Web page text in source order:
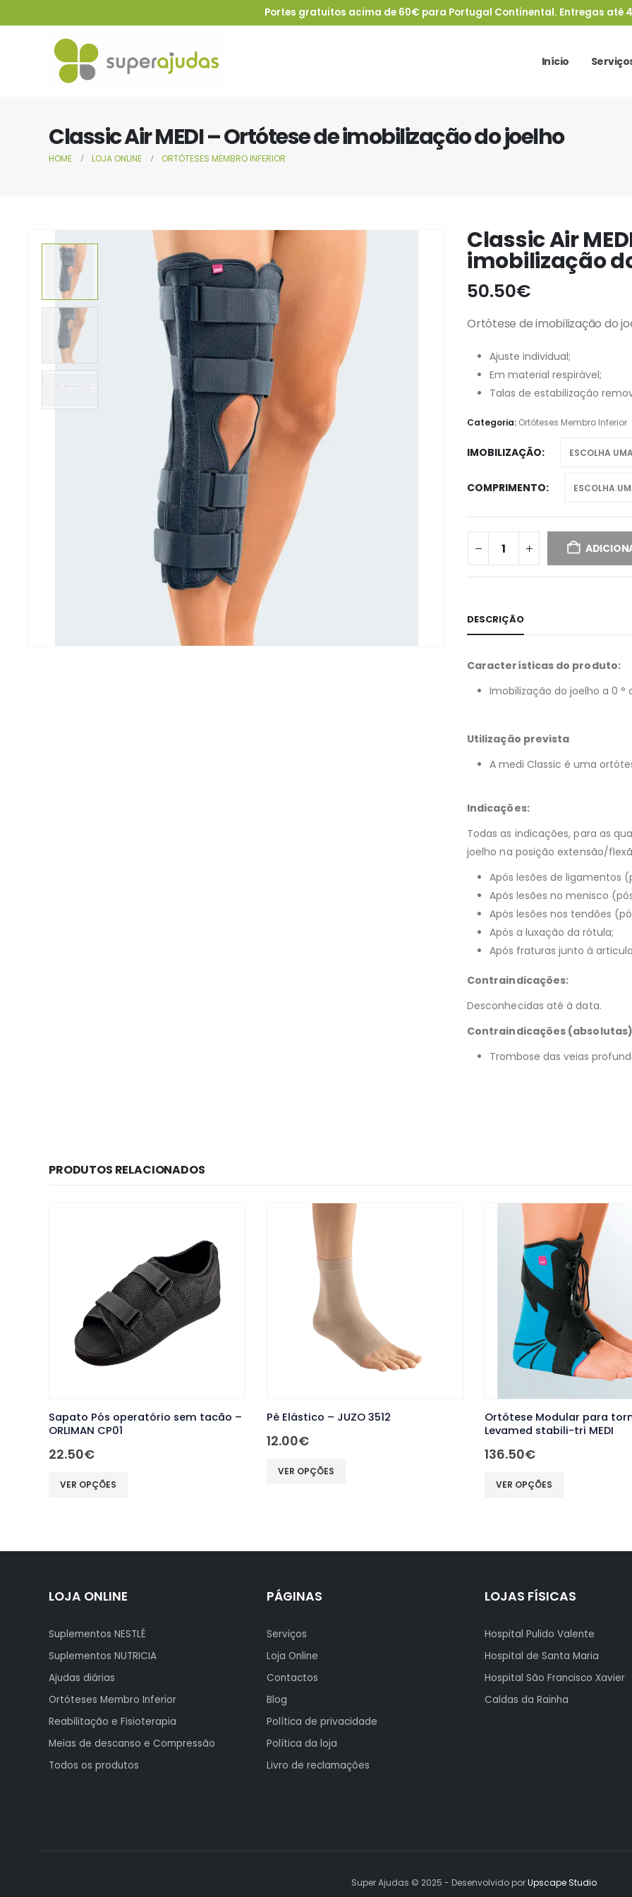
Portes gratuitos acima de 60€ para Portugal Continental. Entregas até
Início
Classic Air MEDI – Ortótese de imobilização do joelho
HOME LOJA ONLINE ORTÓTESES MEMBRO INFERIOR
Classic Air
imobilização
50.50€
Ortótese de imobilização do
Ajuste individual;
Em material respirável;
Talas de estabilização
Categoria: Ortóteses Membro Inferior
IMOBILIZAÇÃO
COMPRIMENTO
DESCRIÇÃO
Características do produto:
Imobilização do joelho a 0 °
Utilização prevista
A medi Classic é uma
Indicações:
Todas as indicações, para as
joelho na posição extensão/
Após lesões de
Após lesões no menisco
Após lesões nos tendões
Após a luxação da rótula;
Após fraturas junto à
Contraindicações:
Desconhecidas até à data.
Contraindicações (absolutas)
Trombose das veias
PRODUTOS RELACIONADOS
Pé Elástico – JUZO 3512
This product has multiple variants. The options may be chosen on the product page
Ortótese Modular para tornozelo –
This product has multiple variants. The options may be chosen on the product page
Joelheira Elástica Simples
3062
13.00€
VER OPÇÕES
LOJA ONLINE
Suplementos NESTLÉ
Suplementos NUTRICIA
Ajudas diárias
Ortóteses Membro Inferior
Reabilitação e Fisioterapia
Meias de descanso e Compressão
Todos os produtos
PÁGINAS
Serviços
Loja Online
Contactos
Blog
Política de privacidade
Política da loja
Livro de reclamações
LOJAS FÍSICAS
Hospital Pulido Valente
Hospital de Santa Maria
Hospital São Francisco Xavier
Caldas da Rainha
Super Ajudas © 2025 - Desenvolvido porUpscape Studio